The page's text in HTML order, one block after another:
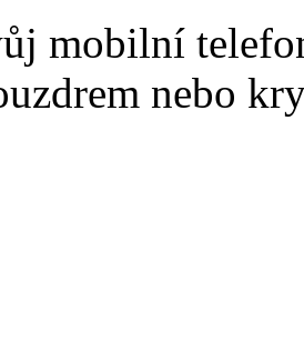
mobilní
nebo